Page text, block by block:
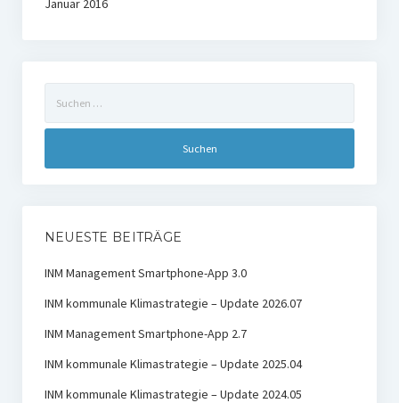
Januar 2016
nach:
NEUESTE BEITRÄGE
INM Management Smartphone-App 3.0
INM kommunale Klimastrategie – Update 2026.07
INM Management Smartphone-App 2.7
INM kommunale Klimastrategie – Update 2025.04
INM kommunale Klimastrategie – Update 2024.05